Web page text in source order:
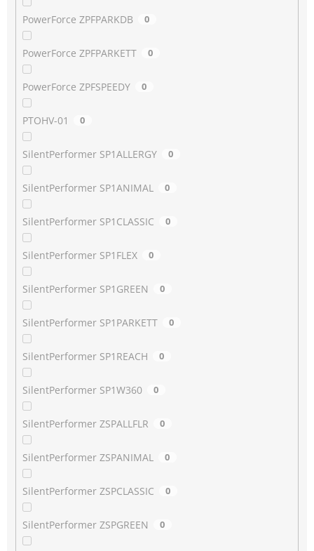
PowerForce ZPFPARKDB 0
PowerForce ZPFPARKETT 0
PowerForce ZPFSPEEDY 0
PTOHV-01 0
SilentPerformer SP1ALLERGY 0
SilentPerformer SP1ANIMAL 0
SilentPerformer SP1CLASSIC 0
SilentPerformer SP1FLEX 0
SilentPerformer SP1GREEN 0
SilentPerformer SP1PARKETT 0
SilentPerformer SP1REACH 0
SilentPerformer SP1W360 0
SilentPerformer ZSPALLFLR 0
SilentPerformer ZSPANIMAL 0
SilentPerformer ZSPCLASSIC 0
SilentPerformer ZSPGREEN 0